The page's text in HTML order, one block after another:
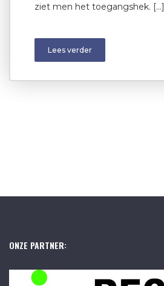
ziet men het toegangshek. […]
Lees verder
ONZE PARTNER: